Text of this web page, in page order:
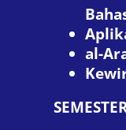
al-